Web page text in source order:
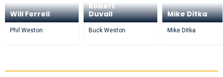
Will Ferrell
Phil Weston
Robert
Duvall
Buck Weston
Mike Ditka
Mike Ditka